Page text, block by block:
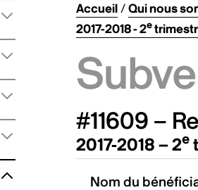
Accueil/Qui nous
2017-2018 - 2e
#11609 –
2017-2018 – 2e
Nom du